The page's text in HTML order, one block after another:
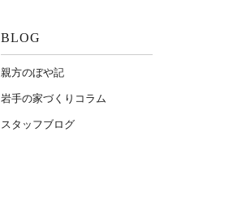
BLOG
親方のぼや記
岩⼿の家づくりコラム
スタッフブログ